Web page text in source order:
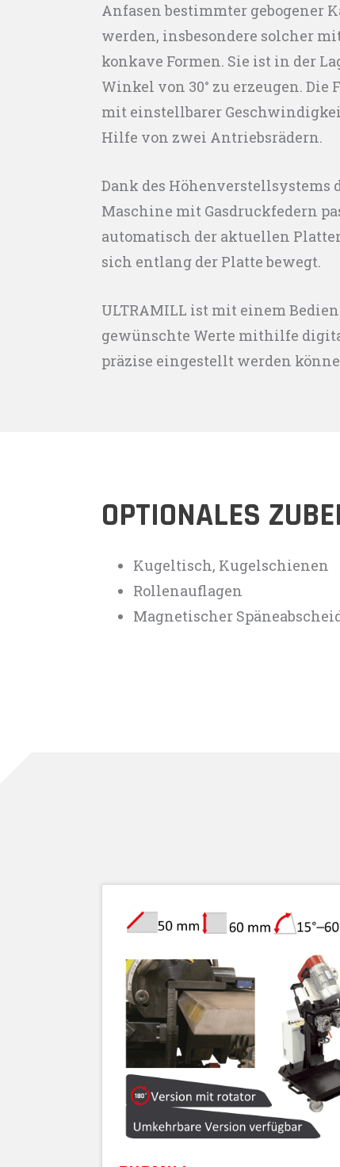
Anfasen bestimmter gebogener
werden, insbesondere solcher
konkave Formen. Sie ist in der
Winkel von 30° zu erzeugen. Die
mit einstellbarer
Hilfe von zwei Antriebsrädern.
Dank des Höhenverstellsystems
Maschine mit Gasdruckfedern
automatisch der aktuellen
sich entlang der Platte bewegt.
ULTRAMILL ist mit einem
gewünschte Werte mithilfe
präzise eingestellt werden
OPTIONALES
Kugeltisch, Kugelschienen
Rollenauflagen
Magnetischer